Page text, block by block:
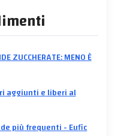
ZUCCHERATE: MENO È
aggiunti e liberi al
più frequenti - Eufic